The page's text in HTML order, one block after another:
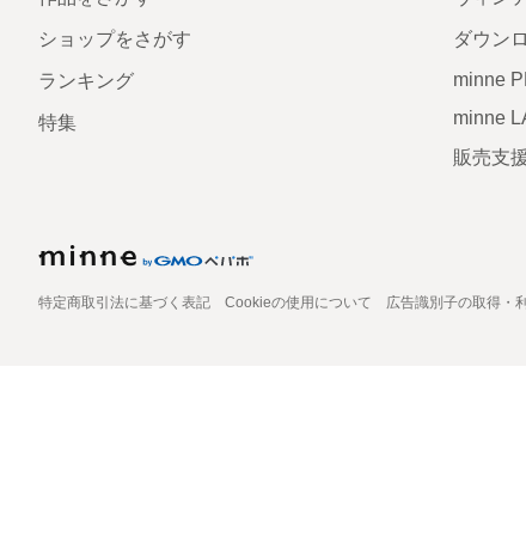
ショップをさがす
ランキング
特集
ダウン
minne
minne
販売支
特定商取引法に基づく表記 Cookieの使用について 広告識別子の取得・